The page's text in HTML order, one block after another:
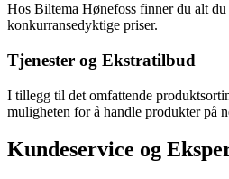
Hos Biltema Hønefoss finner du alt
konkurransedyktige priser.
Tjenester og Ekstratilbud
I tillegg til det omfattende
muligheten for å handle produkter på
Kundeservice og